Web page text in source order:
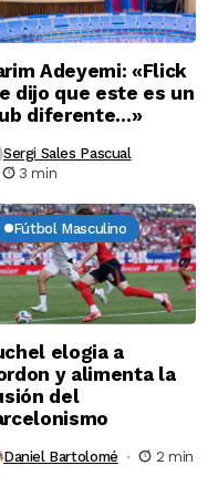
Adeyemi: «Flick
dijo que este es un
diferente…»
Sergi Sales Pascual
3 min
Fútbol Masculino
elogia a
y alimenta la
del
Daniel Bartolomé 2 min